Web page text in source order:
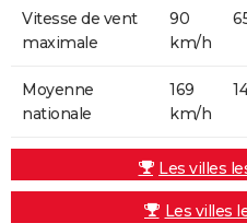
Vitesse de vent
maximale
90
km/h
Moyenne
nationale
169
km/h
Les villes
Les villes